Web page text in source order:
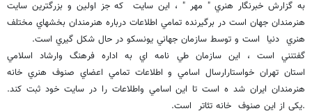
به گزارش خبرنگار هنري " مهر " ، اين سايت كه جز اولين و بزرگترين سايت
هنرمندان جهان است در برگيرنده تمامي اطلاعات درباره هنرمندان بخشهاي مختلف
هنري دنيا است و توسط سازمان جهاني يونسكو در حال شكل گيري است.
گفتنني است ، اين سازمان طي نامه اي به اداره فرهنگ وارشاد اسلامي
استان تهران خواستارارسال اسامي و اطلاعات تمامي اعضاي صنوف هنري خانه
هنرمندان ايران شد ه است تا اين اسامي واطلاعات را در سايت خود ثبت كند.
.يكي از اين صنوف خانه تئاتر است.